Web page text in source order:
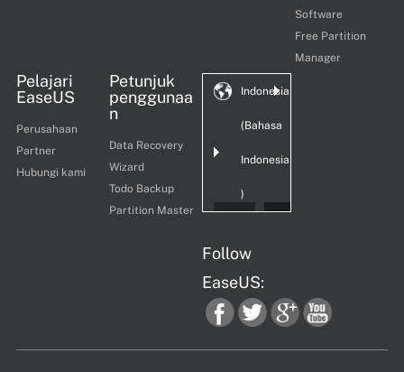
Software
Free Partition
Manager
Pelajari
EaseUS
Perusahaan
Partner
Hubungi kami
Petunjuk
penggunaa
n
Data Recovery
Wizard
Todo Backup
Partition Master
Indonesia
(Bahasa
Indonesia
)
Follow
EaseUS:
fac twi goo you